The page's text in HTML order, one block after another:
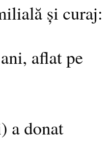
și curaj:
aflat pe
a donat